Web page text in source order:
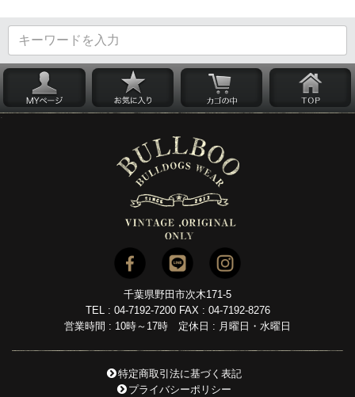
千葉県野田市次木171-5
TEL : 04-7192-7200 FAX : 04-7192-8276
営業時間 : 10時～17時 定休日 : 月曜日・水曜日
特定商取引法に基づく表記
プライバシーポリシー